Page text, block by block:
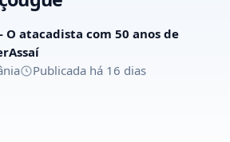
O atacadista com 50 anos de
Publicada há 16 dias